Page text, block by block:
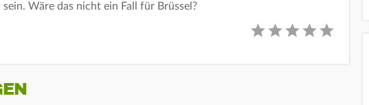
Wäre das nicht ein Fall für Brüssel?